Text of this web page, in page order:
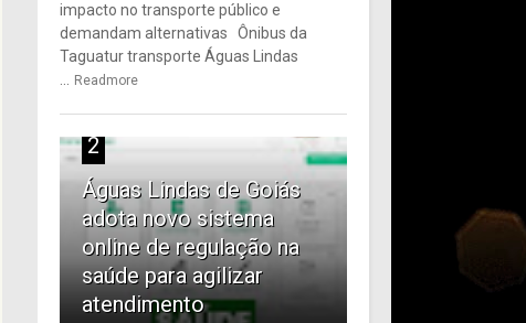
impacto no transporte público e
demandam alternativas Ônibus da
Taguatur transporte Águas Lindas
Readmore
2
Águas Lindas de Goiás
adota novo sistema
online de regulação na
saúde para agilizar
atendimento